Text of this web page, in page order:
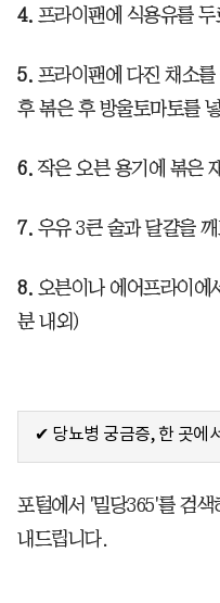
4. 프라이팬에 식용유를
5. 프라이팬에 다진 채소
후 볶은 후 방울토마토를
6. 작은 오븐 용기에 볶은
7. 우유 3큰 술과 달걀을
8. 오븐이나 에어프라이
분 내외)
✔ 당뇨병 궁금증, 한 곳에
포털에서 '밀당365'를 검
내드립니다.​